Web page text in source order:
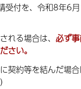
受付を、令和8年6
る場合は、 必ず
さい。
契約等を結んだ場